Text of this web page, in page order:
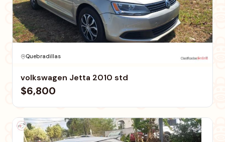
Quebradillas
volkswagen Jetta 2010 std
$6,800